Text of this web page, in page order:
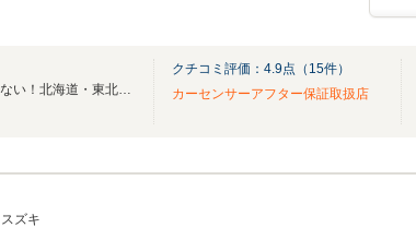
総額表示！修復歴なし！サビが少ない！北海道・東北11店舗合計1,000台以上！
クチコミ評価： 4.9点（ 15件）
カーセンサーアフター保証取扱店
スズキ